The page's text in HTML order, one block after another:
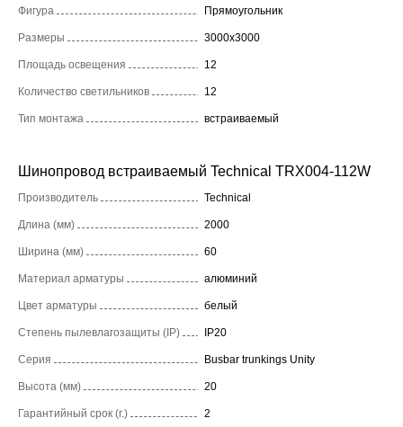
Фигура Прямоугольник
Размеры 3000x3000
Площадь освещения 12
Количество светильников 12
Тип монтажа встраиваемый
Шинопровод встраиваемый Technical TRX004-112W
Производитель Technical
Длина (мм) 2000
Ширина (мм) 60
Материал арматуры алюминий
Цвет арматуры белый
Степень пылевлагозащиты (IP) IP20
Серия Busbar trunkings Unity
Высота (мм) 20
Гарантийный срок (г.) 2